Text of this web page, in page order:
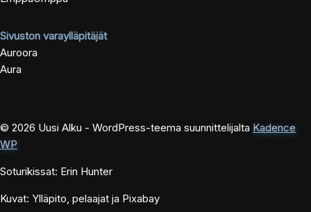
Sivuston varaylläpitäjät
Auroora
Aura
© 2026 Uusi Alku - WordPress-teema suunnittelijalta Kadence
WP
Soturikissat: Erin Hunter
Kuvat: Ylläpito, pelaajat ja Pixabay